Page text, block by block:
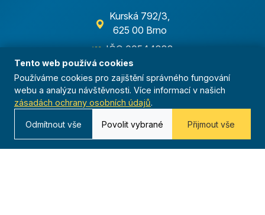
Kurská 792/3,
625 00 Brno
IČO 00544833
ustredi@orel.cz
Kontaktujte nás
Tento web používá cookies
Používáme cookies pro zajištění správného fungování
webu a analýzu návštěvnosti. Více informací v našich
zásadách ochrany osobních údajů.
Odmítnout vše Povolit vybrané Přijmout vše